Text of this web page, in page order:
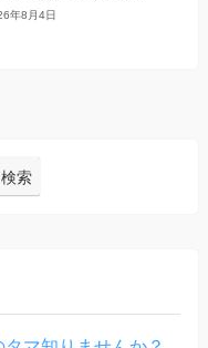
年8月4日
検索